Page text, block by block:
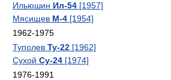
Ильюшин Ил-54 [1957]
Мясищев М-4 [1954]
1962-1975
Туполев Ту-22 [1962]
Сухой Су-24 [1974]
1976-1991